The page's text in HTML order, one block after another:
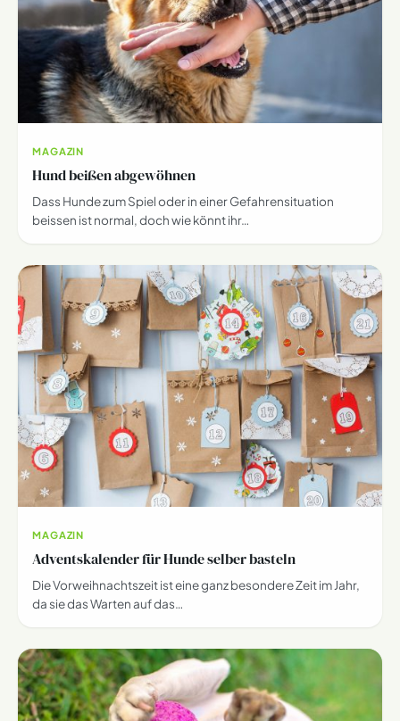
MAGAZIN
Hund beißen abgewöhnen
Dass Hunde zum Spiel oder in einer Gefahrensituation
beissen ist normal, doch wie könnt ihr…
MAGAZIN
Adventskalender für Hunde selber basteln
Die Vorweihnachtszeit ist eine ganz besondere Zeit im Jahr,
da sie das Warten auf das…